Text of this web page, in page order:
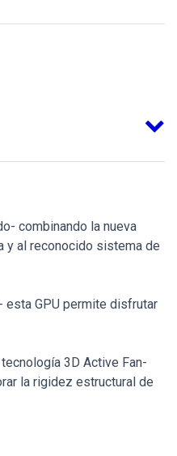
combinando la nueva
y al reconocido sistema de
esta GPU permite disfrutar
3D Active Fan-
la rigidez estructural de